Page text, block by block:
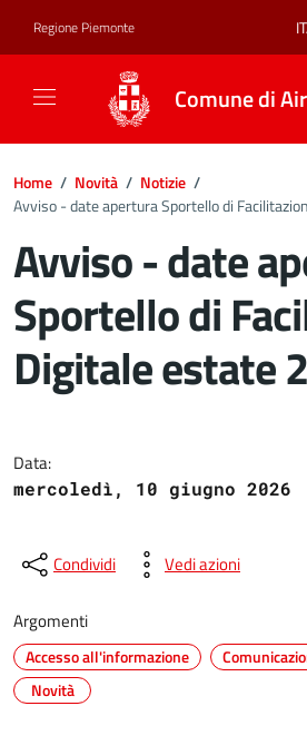
Regione Piemonte
Comune di
Home / Novità / Notizie /
Avviso - date apertura Sportello di
Avviso - date
Sportello di
Digitale estate
Data:
mercoledì, 10 giugno 2026
Condividi Vedi azioni
Argomenti
Accesso all'informazione
Novità